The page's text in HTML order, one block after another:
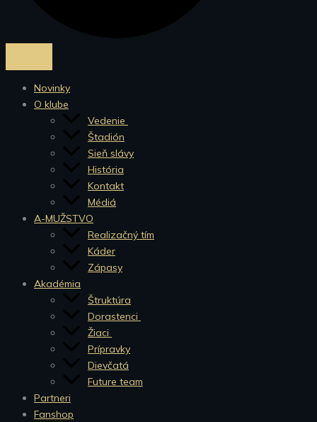
Novinky
O klube
Vedenie
Štadión
Sieň slávy
História
Kontakt
Médiá
A-MUŽSTVO
Realizačný tím
Káder
Zápasy
Akadémia
Štruktúra
Dorastenci
Žiaci
Prípravky
Dievčatá
Future team
Partneri
Fanshop